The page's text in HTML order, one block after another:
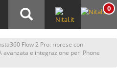
0
Flow 2 Pro: riprese con
e integrazione per iPhone